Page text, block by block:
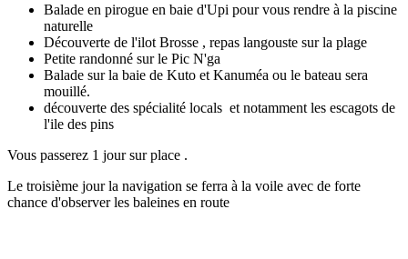
Balade en pirogue en baie d'Upi pour vous rendre à la piscine
naturelle
Découverte de l'ilot Brosse , repas langouste sur la plage
Petite randonné sur le Pic N'ga
Balade sur la baie de Kuto et Kanuméa ou le bateau sera
mouillé.
découverte des spécialité locals et notamment les escagots de
l'ile des pins
Vous passerez 1 jour sur place .
Le troisième jour la navigation se ferra à la voile avec de forte
chance d'observer les baleines en route